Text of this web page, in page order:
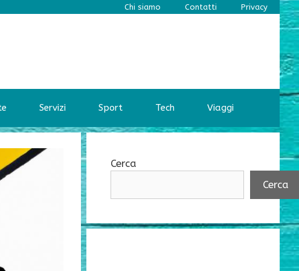
Chi siamo Contatti Privacy
Servizi Sport Tech Viaggi
Cerca
Cerca